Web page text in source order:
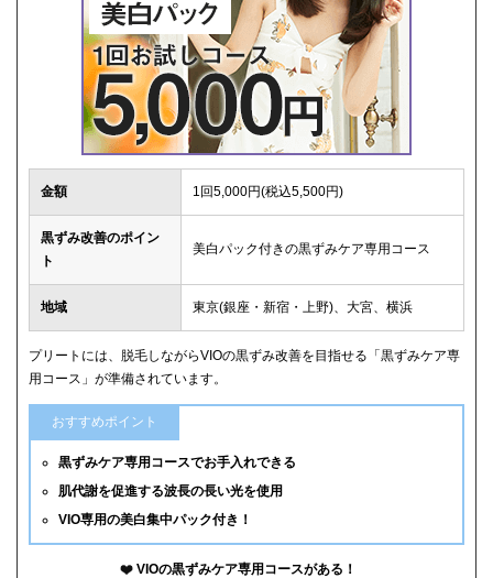
金額 1回5,000円(税込5,500円)
黒ずみ改善のポイン
ト
美白パック付きの黒ずみケア専用コース
地域 東京(銀座・新宿・上野)、大宮、横浜
プリートには、脱毛しながらVIOの黒ずみ改善を目指せる「黒ずみケア専
用コース」が準備されています。
おすすめポイント
黒ずみケア専用コースでお手入れできる
肌代謝を促進する波長の長い光を使用
VIO専用の美白集中パック付き！
VIOの黒ずみケア専用コースがある！